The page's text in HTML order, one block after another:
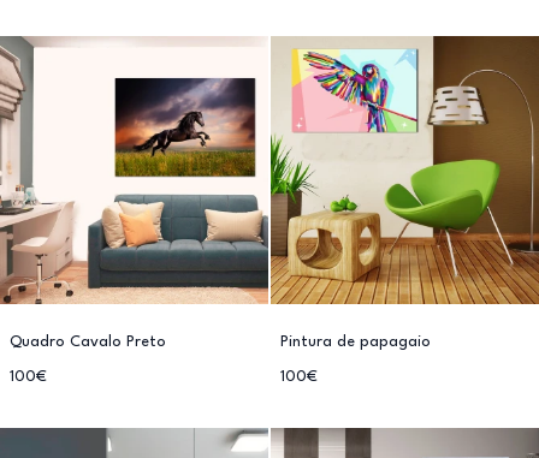
Quadro Cavalo Preto
100€
Pintura de papagaio
100€